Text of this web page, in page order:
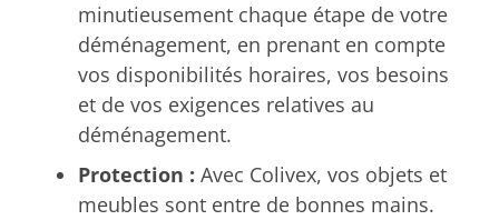
minutieusement chaque étape de votre
déménagement, en prenant en compte
vos disponibilités horaires, vos besoins
et de vos exigences relatives au
déménagement.
Protection : Avec Colivex, vos objets et
meubles sont entre de bonnes mains.